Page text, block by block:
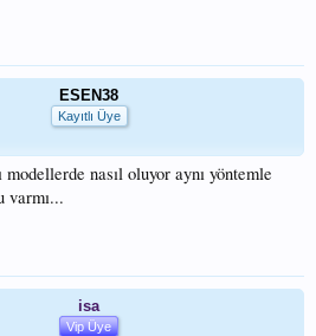
ESEN38
Kayıtlı Üye
nasıl oluyor aynı yöntemle
varmı...
isa
Vip Üye